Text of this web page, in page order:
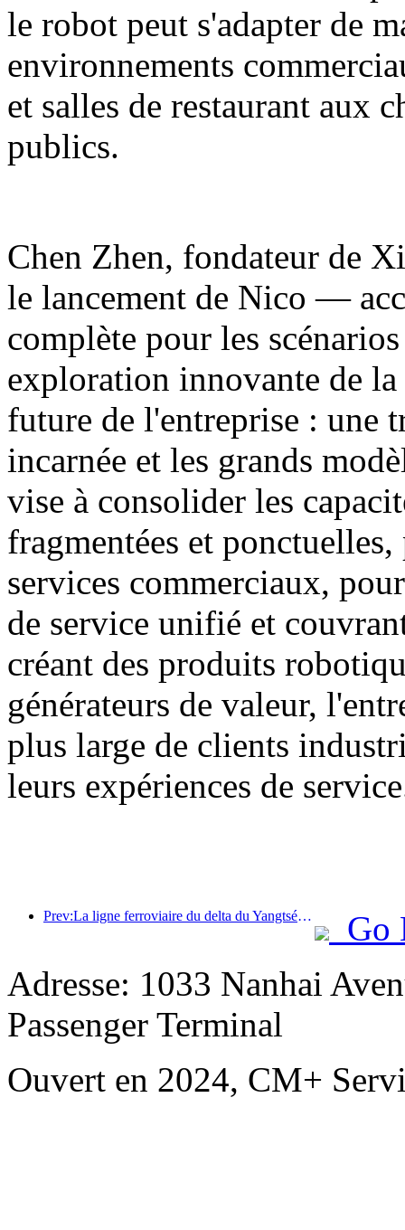
le robot peut s'adapter de
environnements
et salles de restaurant aux
publics.
Chen Zhen, fondateur de
le lancement de Nico —
complète pour les
exploration innovante de
future de l'entreprise : une
incarnée et les grands
vise à consolider les
fragmentées et ponctuelles,
services commerciaux,
de service unifié et
créant des produits
générateurs de valeur,
plus large de clients
leurs expériences de
Prev:La ligne ferroviaire du delta du Yangtsé a transporté plus de 21,38 millions de passagers pendant les vacances du 1er mai.
Go
Adresse: 1033 Nanhai
Passenger Terminal
Ouvert en 2024, CM+